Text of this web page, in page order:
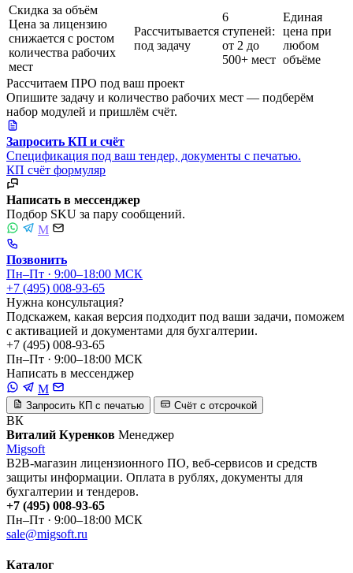
Скидка за объём
Цена за лицензию
снижается с ростом
количества рабочих
мест
Рассчитывается
под задачу
6
ступеней:
от 2 до
500+ мест
Единая
цена при
любом
объёме
Рассчитаем ПРО под ваш проект
Опишите задачу и количество рабочих мест — подберём
набор модулей и пришлём счёт.
Запросить КП и счёт
Спецификация под ваш тендер, документы с печатью.
КП счёт формуляр
Написать в мессенджер
Подбор SKU за пару сообщений.
M
Позвонить
Пн–Пт · 9:00–18:00 МСК
+7 (495) 008-93-65
Нужна консультация?
Подскажем, какая версия подходит под ваши задачи, поможем
с активацией и документами для бухгалтерии.
+7 (495) 008-93-65
Пн–Пт · 9:00–18:00 МСК
Написать в мессенджер
M
Запросить КП с печатью Счёт с отсрочкой
ВК
Виталий Куренков Менеджер
Migsoft
B2B-магазин лицензионного ПО, веб-сервисов и средств
защиты информации. Оплата в рублях, документы для
бухгалтерии и тендеров.
+7 (495) 008-93-65
Пн–Пт · 9:00–18:00 МСК
sale@migsoft.ru
Каталог